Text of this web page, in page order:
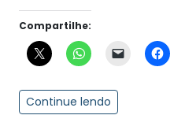
Compartilhe:
Continue lendo